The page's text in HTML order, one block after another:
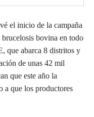
el inicio de la campaña
bovina en todo
que abarca 8 distritos y
de unas 42 mil
que este año la
a que los productores